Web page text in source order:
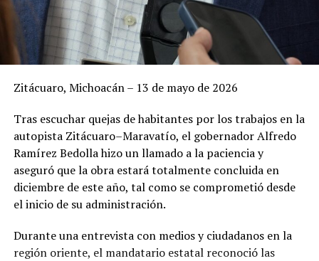
Zitácuaro, Michoacán – 13 de mayo de 2026
Tras escuchar quejas de habitantes por los trabajos en la
autopista Zitácuaro–Maravatío, el gobernador Alfredo
Ramírez Bedolla hizo un llamado a la paciencia y
aseguró que la obra estará totalmente concluida en
diciembre de este año, tal como se comprometió desde
el inicio de su administración.
Durante una entrevista con medios y ciudadanos en la
región oriente, el mandatario estatal reconoció las